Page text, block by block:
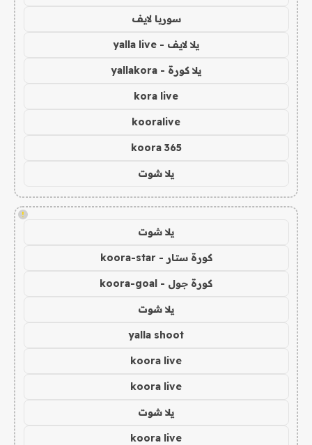
سوريا لايف
يلا لايف - yalla live
يلا كورة - yallakora
kora live
kooralive
koora 365
يلا شوت
!
يلا شوت
كورة ستار - koora-star
كورة جول - koora-goal
يلا شوت
yalla shoot
koora live
koora live
يلا شوت
koora live